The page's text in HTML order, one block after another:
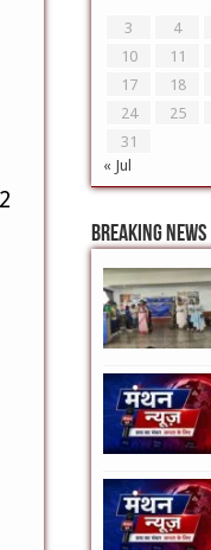
3
4
10
11
17
18
24
25
31
« Jul
Breaking News